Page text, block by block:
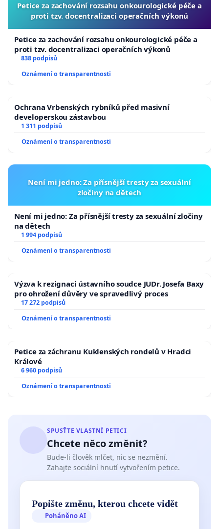
Petice za zachování rozsahu onkourologické péče a
proti tzv. docentralizaci operačních výkonů
Petice za zachování rozsahu onkourologické péče a
proti tzv. docentralizaci operačních výkonů
838 podpisů
Oznámení o transparentnosti
Ochrana Vrbenských rybníků před masivní
developerskou zástavbou
1 311 podpisů
Oznámení o transparentnosti
Není mi jedno: Za přísnější tresty za sexuální
zločiny na dětech
Není mi jedno: Za přísnější tresty za sexuální zločiny
na dětech
1 994 podpisů
Oznámení o transparentnosti
Výzva k rezignaci ústavního soudce JUDr. Josefa Baxy
pro ohrožení důvěry ve spravedlivý proces
17 272 podpisů
Oznámení o transparentnosti
Petice za záchranu Kuklenských rondelů v Hradci
Králové
6 960 podpisů
Oznámení o transparentnosti
SPUSŤTE VLASTNÍ PETICI
Chcete něco změnit?
Bude-li člověk mlčet, nic se nezmění.
Zahajte sociální hnutí vytvořením petice.
Popište změnu, kterou chcete vidět
Poháněno AI